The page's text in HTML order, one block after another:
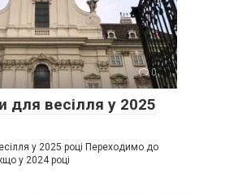
0
для весілля у 2025
у 2025 році Переходимо до
у 2024 році